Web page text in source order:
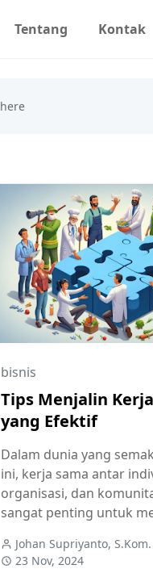
Tentang Kontak
bisnis
Tips Menjalin
yang Efektif
Dalam dunia yang
ini, kerja sama antar
organisasi, dan
sangat penting untuk
Johan Supriyanto, S.Kom.
23 Nov, 2024